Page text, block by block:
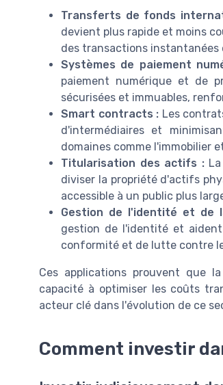
Transferts de fonds
devient plus rapide et moins
des transactions instantanées
Systèmes de paiement
paiement numérique et de
sécurisées et immuables,
Smart contracts : Les
d'intermédiaires et
domaines comme l'immobilier
Titularisation des actifs :La
diviser la propriété d'actifs
accessible à un public plus
Gestion de l'identité et de
gestion de l'identité et
conformité et de lutte contre
Ces applications prouvent que
capacité à optimiser les coûts
acteur clé dans l'évolution de ce
Comment investir